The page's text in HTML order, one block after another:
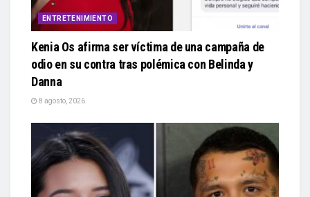
ENTRETENIMIENTO
Kenia Os afirma ser víctima de una campaña de
odio en su contra tras polémica con Belinda y
Danna
8 agosto, 2026